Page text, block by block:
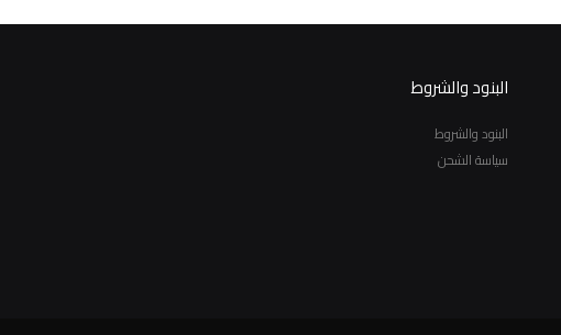
البنود والشروط
البنود والشروط
سياسة الشحن